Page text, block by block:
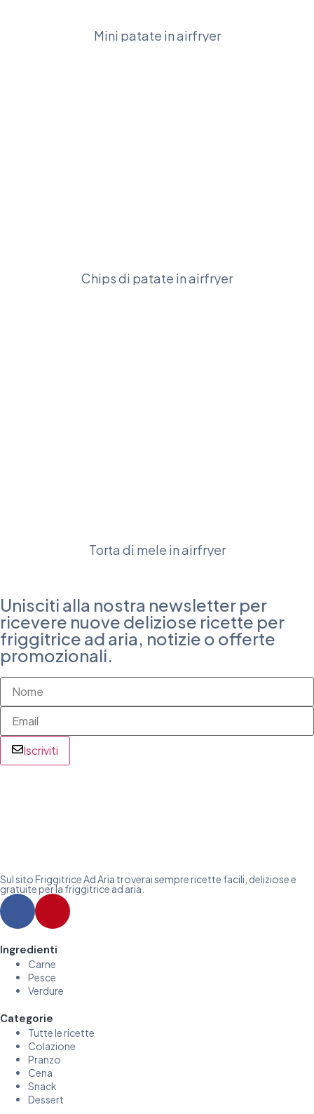
Mini patate in airfryer
Chips di patate in airfryer
Torta di mele in airfryer
Unisciti alla nostra newsletter per
ricevere nuove deliziose ricette per
friggitrice ad aria, notizie o offerte
promozionali.
Iscriviti
Sul sito Friggitrice Ad Aria troverai sempre ricette facili, deliziose e
gratuite per la friggitrice ad aria.
Ingredienti
Carne
Pesce
Verdure
Categorie
Tutte le ricette
Colazione
Pranzo
Cena
Snack
Dessert